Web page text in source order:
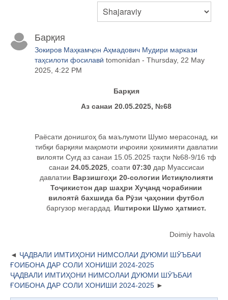
Барқия
Зокиров Маҳкамҷон Аҳмадович Мудири маркази
таҳсилоти фосилавӣ tomonidan - Thursday, 22 May
2025, 4:22 PM
Барқия
Аз санаи 20.05.2025, №68
Раёсати донишгоҳ ба маълумоти Шумо мерасонад, ки
тибқи барқияи мақомоти иҷроияи ҳокимияти давлатии
вилояти Суғд аз санаи 15.05.2025 таҳти №68-9/16 тф
санаи 24.05.2025, соати 07:30дар Муассисаи
давлатии Варзишгоҳи 20-сологии Истиқлолияти
Тоҷикистон дар шаҳри Хуҷанд чорабинии
вилоятӣ бахшида ба Рӯзи ҷаҳонии футбол
баргузор мегардад. Иштироки Шумо ҳатмист.
Doimiy havola
ҶАДВАЛИ ИМТИҲОНИ НИМСОЛАИ ДУЮМИ ШӮЪБАИ
ҒОИБОНА ДАР СОЛИ ХОНИШИ 2024-2025
ҶАДВАЛИ ИМТИҲОНИ НИМСОЛАИ ДУЮМИ ШӮЪБАИ
ҒОИБОНА ДАР СОЛИ ХОНИШИ 2024-2025